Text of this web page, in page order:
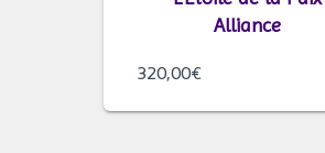
Alliance
320,00€